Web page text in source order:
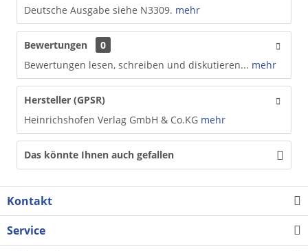
Deutsche Ausgabe siehe N3309. mehr
Bewertungen
0
Bewertungen lesen, schreiben und diskutieren... mehr
Hersteller (GPSR)
Heinrichshofen Verlag GmbH & Co.KG mehr
Das könnte Ihnen auch gefallen
Kontakt
Service